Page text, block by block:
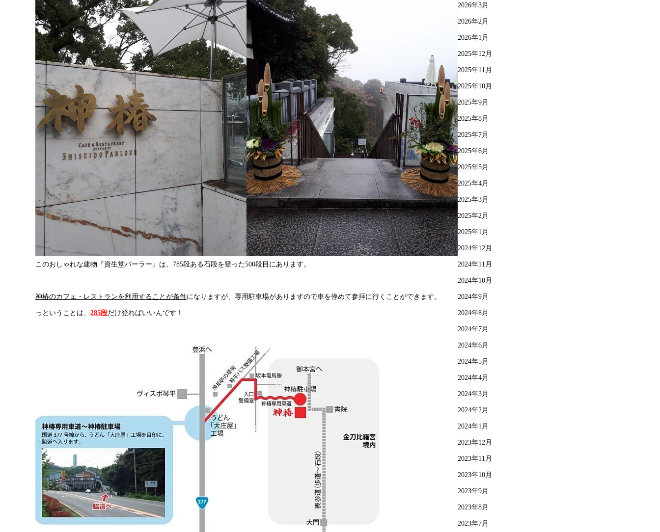
このおしゃれな建物『資生堂パーラー』は、785段ある石段を登った500段目にあります。
神椿のカフェ・レストランを利用することが条件になりますが、専用駐車場がありますので車を停めて参拝に行くことができます。
っということは、 285段だけ登ればいいんです！
2026年3月
2026年2月
2026年1月
2025年12月
2025年11月
2025年10月
2025年9月
2025年8月
2025年7月
2025年6月
2025年5月
2025年4月
2025年3月
2025年2月
2025年1月
2024年12月
2024年11月
2024年10月
2024年9月
2024年8月
2024年7月
2024年6月
2024年5月
2024年4月
2024年3月
2024年2月
2024年1月
2023年12月
2023年11月
2023年10月
2023年9月
2023年8月
2023年7月